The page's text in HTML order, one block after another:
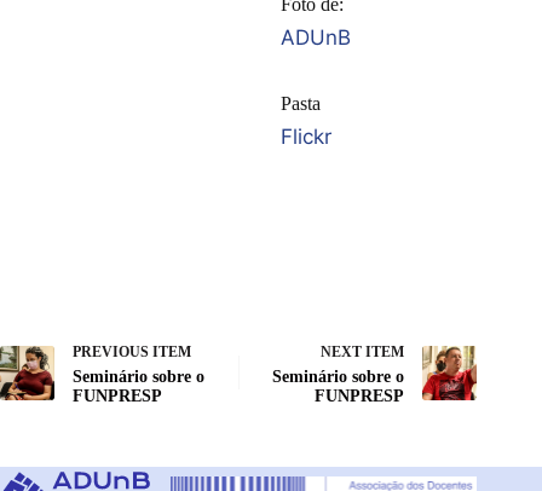
ADUnB
Pasta
Flickr
PREVIOUS ITEM
Seminário sobre o
FUNPRESP
NEXT ITEM
Seminário sobre o
FUNPRESP